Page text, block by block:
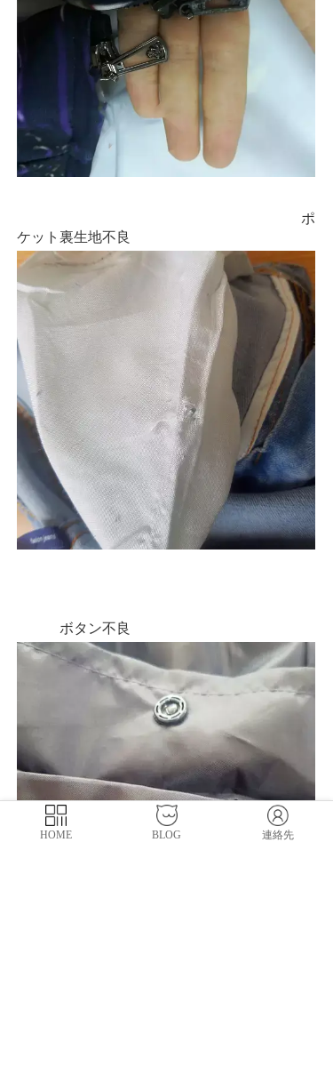
ポ
ケット裏生地不良
ボタン不良
HOME BLOG 連絡先